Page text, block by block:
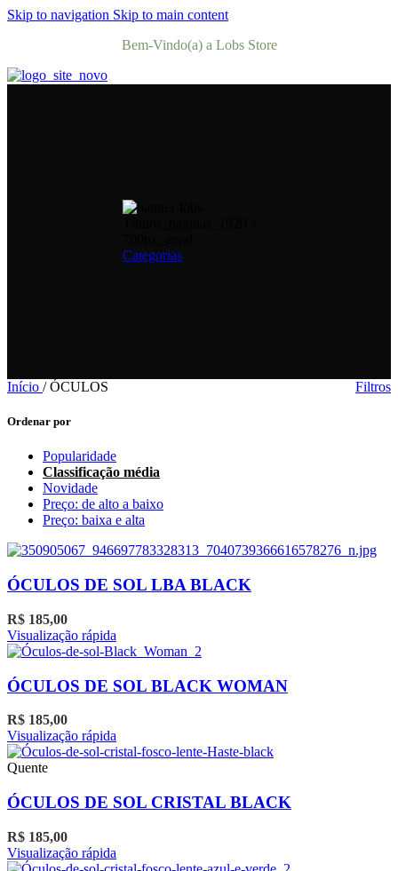
Skip to navigation Skip to main content
Bem-Vindo(a) a Lobs Store
Categorias
Início / ÓCULOS Filtros
Ordenar por
Popularidade
Classificação média
Novidade
Preço: de alto a baixo
Preço: baixa e alta
ÓCULOS DE SOL LBA BLACK
R$ 185,00
Visualização rápida
ÓCULOS DE SOL BLACK WOMAN
R$ 185,00
Visualização rápida
Quente
ÓCULOS DE SOL CRISTAL BLACK
R$ 185,00
Visualização rápida